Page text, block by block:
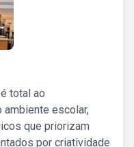
total ao
escolar,
que priorizam
por criatividade